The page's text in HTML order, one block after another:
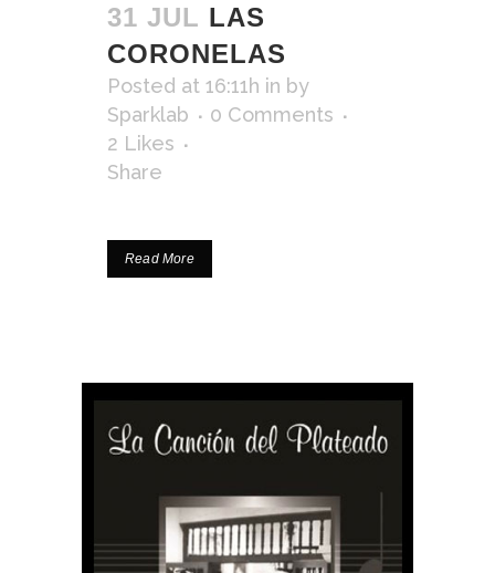
31 JUL LAS
CORONELAS
Posted at 16:11h in by
Sparklab
0 Comments
2 Likes
Share
Read More